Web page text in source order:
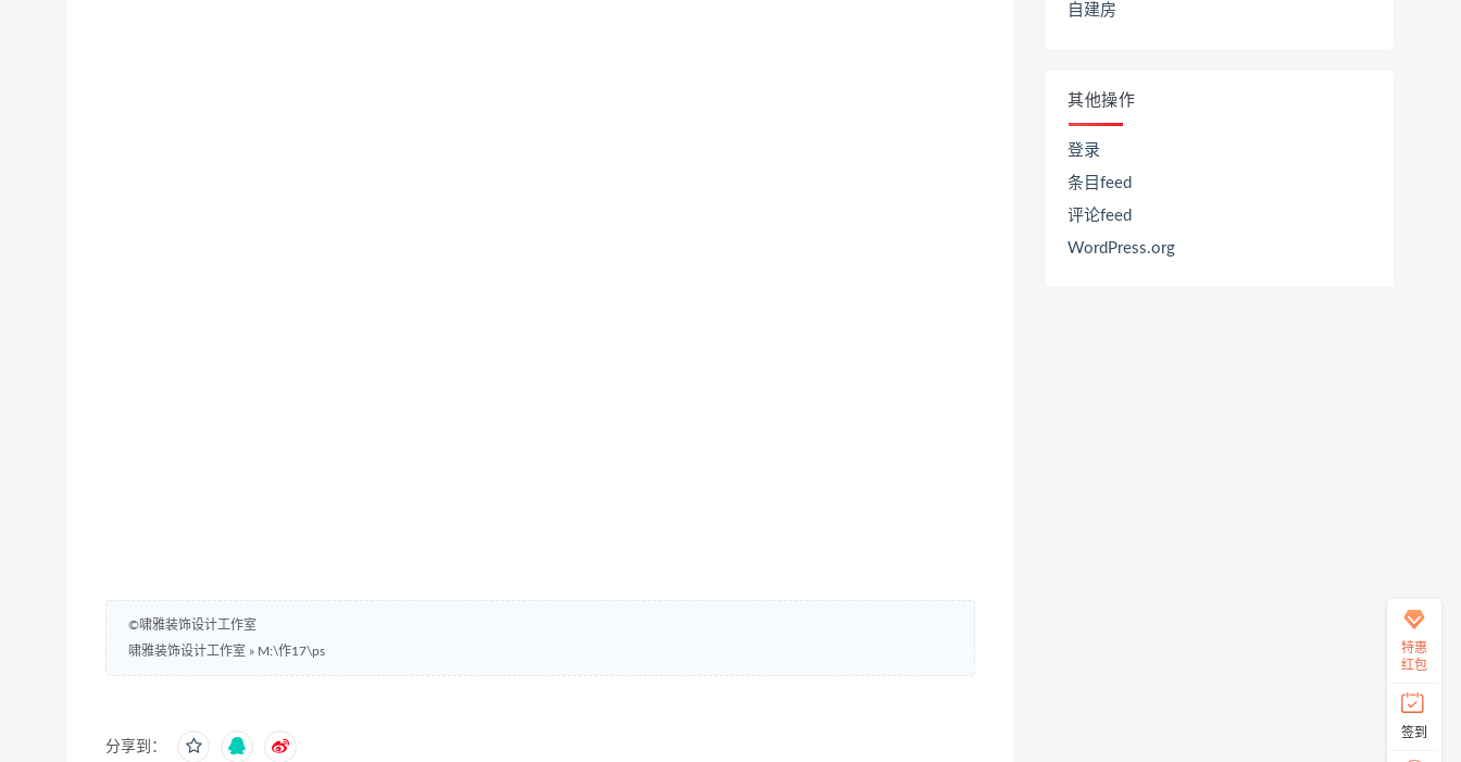
©啸雅装饰设计工作室
啸雅装饰设计工作室 » M:\作17\ps
分享到：
自建房
其他操作
登录
条目feed
评论feed
WordPress.org
特惠
红包
签到
接
说
出
您
的